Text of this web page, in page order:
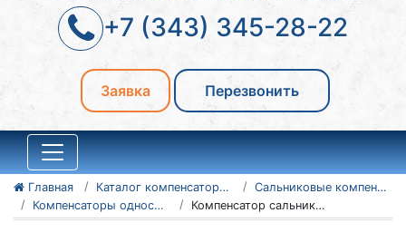
+7 (343) 345-28-22
Заявка Перезвонить
Главная Каталог компенсаторов
Сальниковые компенсаторы
Компенсаторы односторонние - серия 4.903-10
Компенсатор сальниковый 600-25 Т1.35